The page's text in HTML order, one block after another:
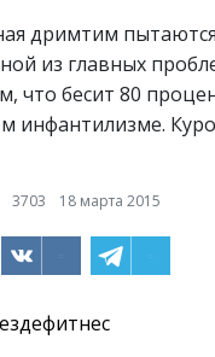
дримтим пытаются
из главных
что бесит 80
инфантилизме.
3703 18 марта 2015